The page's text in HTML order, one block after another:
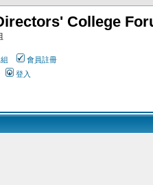
College
會員註冊
登入